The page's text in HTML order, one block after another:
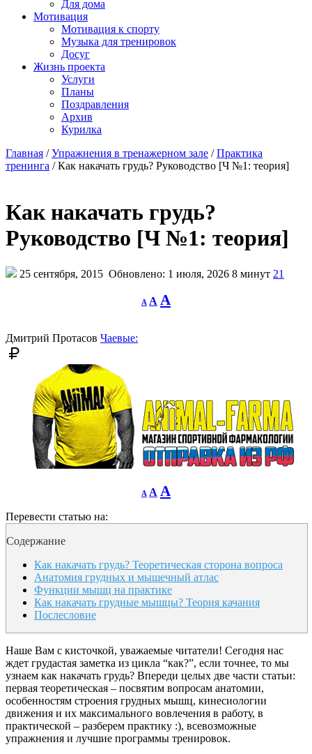
Для дома
Мотивация
Мотивация к спорту
Музыка для тренировок
Досуг
Жизнь проекта
Услуги
Планы
Поздравления
Архив
Курилка
Главная / Упражнения в тренажерном зале / Практика
тренинга / Как накачать грудь? Руководство [Ч №1: теория]
Как накачать грудь?
Руководство [Ч №1: теория]
25 сентября, 2015 Обновлено: 1 июля, 2026 8 минут 21
A
Decrease
font
A Reset
font
A
Дмитрий Протасов Чаевые:
A
Decrease
font
A Reset
font
A
size.
Перевести статью на:
Содержание
Как накачать грудь? Теоретическая сторона вопроса
Анатомия грудных и мышечный атлас
Функции мышц на практике
Как накачать грудные мышцы? Теория качания
Послесловие
Наше Вам с кисточкой, уважаемые читатели! Сегодня нас
ждет грудастая заметка из цикла “как?”, если точнее, то мы
узнаем как накачать грудь? Впереди целых две части статьи:
первая теоретическая – посвятим вопросам анатомии,
особенностям строения грудных мышц, кинесиологии
движения и их максимального вовлечения в работу, в
практической – разберем практику :), всевозможные
упражнения и лучшие программы тренировок.